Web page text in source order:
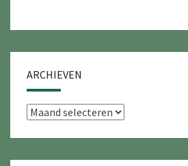
ARCHIEVEN
Archieven